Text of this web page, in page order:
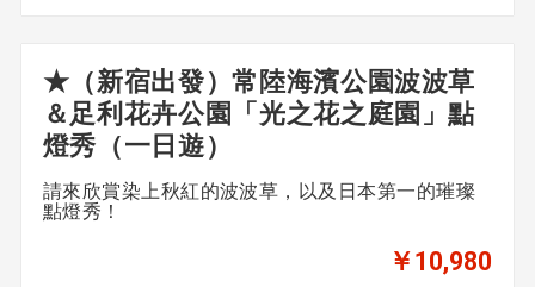
★（新宿出發）常陸海濱公園波波草
＆足利花卉公園「光之花之庭園」點
燈秀（一日遊）
請來欣賞染上秋紅的波波草，以及日本第一的璀璨
點燈秀！
￥10,980